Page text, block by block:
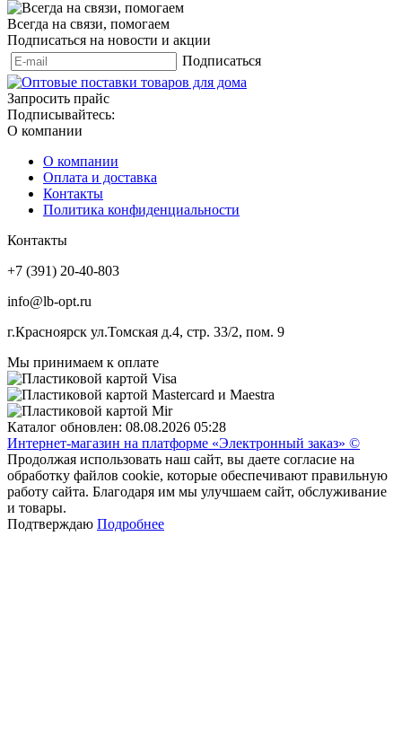
Всегда на связи, помогаем
Подписаться на новости и акции
Подписаться
Запросить прайс
Подписывайтесь:
О компании
О компании
Оплата и доставка
Контакты
Политика конфиденциальности
Контакты
+7 (391) 20-40-803
info@lb-opt.ru
г.Красноярск ул.Томская д.4, стр. 33/2, пом. 9
Мы принимаем к оплате
Каталог обновлен: 08.08.2026 05:28
Интернет-магазин на платформе «Электронный заказ» ©
Продолжая использовать наш сайт, вы даете согласие на
обработку файлов cookie, которые обеспечивают правильную
работу сайта. Благодаря им мы улучшаем сайт, обслуживание
и товары.
Подтверждаю Подробнее